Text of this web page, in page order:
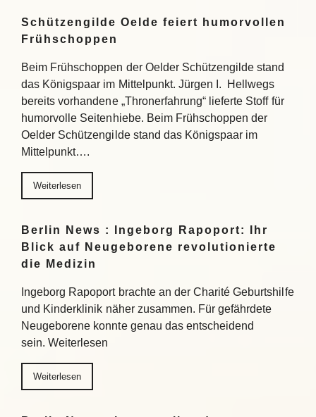
Schützengilde Oelde feiert humorvollen
Frühschoppen
Beim Frühschoppen der Oelder Schützengilde stand
das Königspaar im Mittelpunkt. Jürgen I. Hellwegs
bereits vorhandene „Thronerfahrung“ lieferte Stoff für
humorvolle Seitenhiebe. Beim Frühschoppen der
Oelder Schützengilde stand das Königspaar im
Mittelpunkt….
Weiterlesen
Berlin News : Ingeborg Rapoport: Ihr
Blick auf Neugeborene revolutionierte
die Medizin
Ingeborg Rapoport brachte an der Charité Geburtshilfe
und Kinderklinik näher zusammen. Für gefährdete
Neugeborene konnte genau das entscheidend
sein. Weiterlesen
Weiterlesen